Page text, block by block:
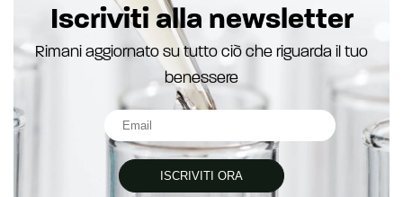
Iscriviti alla newsletter
Rimani aggiornato su tutto ciò che riguarda il tuo
benessere
ISCRIVITI ORA